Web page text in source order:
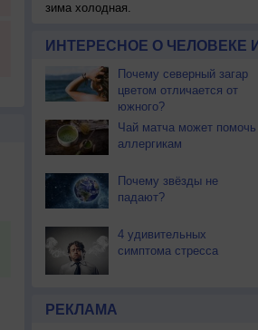
зима холодная.
ИНТЕРЕСНОЕ О ЧЕЛОВЕКЕ
Почему северный загар
цветом отличается от
южного?
Чай матча может помочь
аллергикам
Почему звёзды не
падают?
4 удивительных
симптома стресса
РЕКЛАМА